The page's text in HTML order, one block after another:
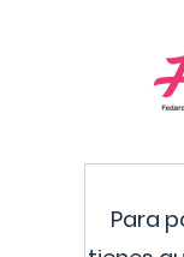
Para